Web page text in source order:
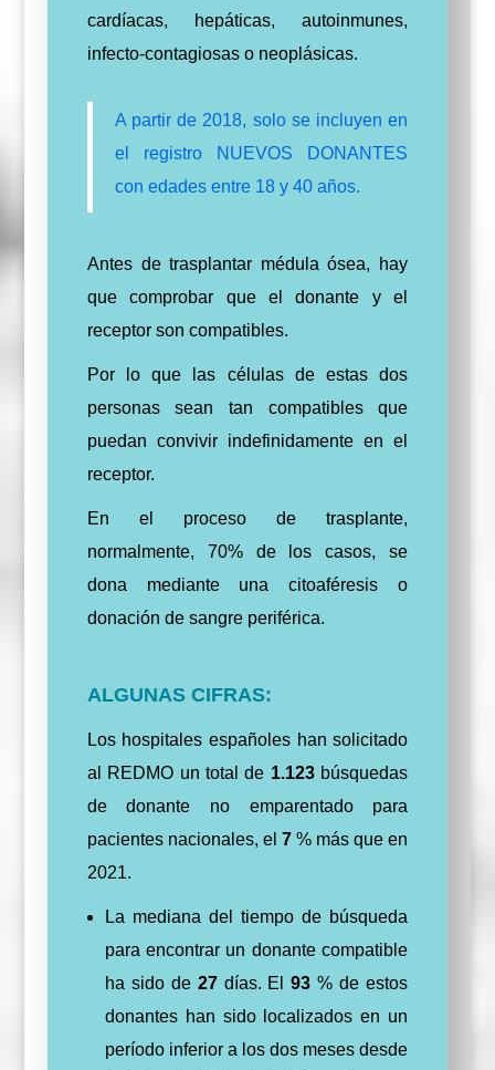
cardíacas, hepáticas, autoinmunes,
infecto-contagiosas o neoplásicas.
A partir de 2018, solo se incluyen en
el registro NUEVOS DONANTES
con edades entre 18 y 40 años.
Antes de trasplantar médula ósea, hay
que comprobar que el donante y el
receptor son compatibles.
Por lo que las células de estas dos
personas sean tan compatibles que
puedan convivir indefinidamente en el
receptor.
En el proceso de trasplante,
normalmente, 70% de los casos, se
dona mediante una citoaféresis o
donación de sangre periférica.
ALGUNAS CIFRAS:
Los hospitales españoles han solicitado
al REDMO un total de 1.123búsquedas
de donante no emparentado para
pacientes nacionales, el 7% más que en
2021.
La mediana del tiempo de búsqueda
para encontrar un donante compatible
ha sido de 27días. El93 % de estos
donantes han sido localizados en un
período inferior a los dos meses desde